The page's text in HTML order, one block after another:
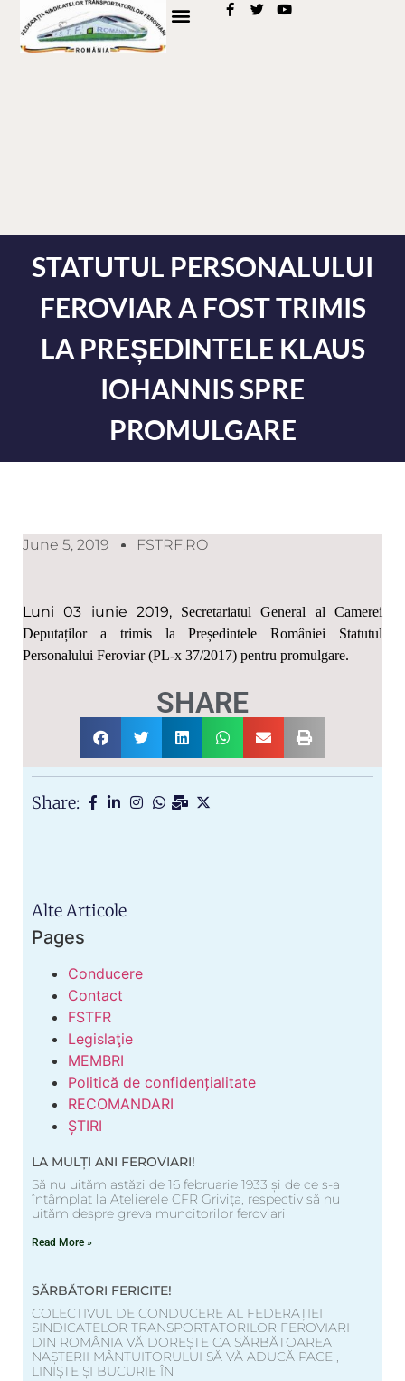
STATUTUL PERSONALULUI
FEROVIAR A FOST TRIMIS
LA PREȘEDINTELE KLAUS
IOHANNIS SPRE
PROMULGARE
June 5, 2019 FSTRF.RO
Luni 03 iunie 2019,
Secretariatul General al Camerei
Deputaților a trimis la Președintele României Statutul
Personalului Feroviar (PL-x 37/2017) pentru promulgare.
SHARE
Share:
Alte Articole
Pages
Conducere
Contact
FSTFR
Legislaţie
MEMBRI
Politică de confidențialitate
RECOMANDARI
ȘTIRI
LA MULȚI ANI FEROVIARI!
Să nu uităm astăzi de 16 februarie 1933 și de ce s-a
întâmplat la Atelierele CFR Grivița, respectiv să nu
uităm despre greva muncitorilor feroviari
Read More »
SĂRBĂTORI FERICITE!
COLECTIVUL DE CONDUCERE AL FEDERAȚIEI
SINDICATELOR TRANSPORTATORILOR FEROVIARI
DIN ROMÂNIA VĂ DOREȘTE CA SĂRBĂTOAREA
NAȘTERII MÂNTUITORULUI SĂ VĂ ADUCĂ PACE ,
LINIȘTE ȘI BUCURIE ÎN